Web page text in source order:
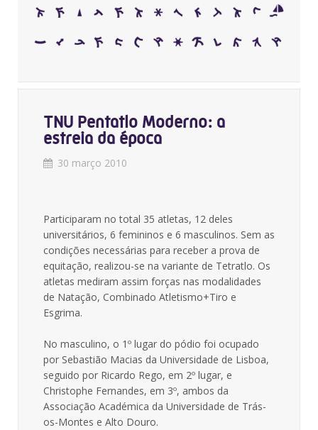
TNU Pentatlo Moderno: a
estreia da época
30 março 2010
Participaram no total 35 atletas, 12 deles
universitários, 6 femininos e 6 masculinos. Sem as
condições necessárias para receber a prova de
equitação, realizou-se na variante de Tetratlo. Os
atletas mediram assim forças nas modalidades
de Natação, Combinado Atletismo+Tiro e
Esgrima.
No masculino, o 1º lugar do pódio foi ocupado
por Sebastião Macias da Universidade de Lisboa,
seguido por Ricardo Rego, em 2º lugar, e
Christophe Fernandes, em 3º, ambos da
Associação Académica da Universidade de Trás-
os-Montes e Alto Douro.